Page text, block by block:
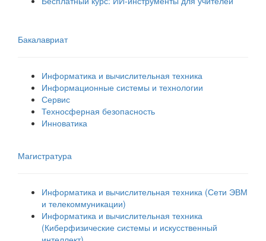
Бакалавриат
Информатика и вычислительная техника
Информационные системы и технологии
Сервис
Техносферная безопасность
Инноватика
Магистратура
Информатика и вычислительная техника (Сети ЭВМ
и телекоммуникации)
Информатика и вычислительная техника
(Киберфизические системы и искусственный